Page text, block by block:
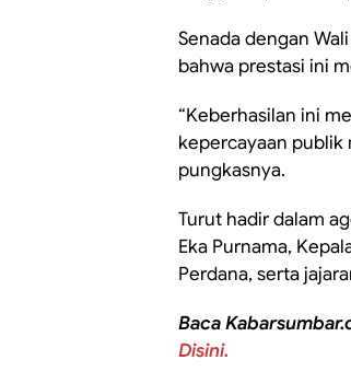
Senada dengan
bahwa prestasi ini
“Keberhasilan ini
kepercayaan publik
pungkasnya.
Turut hadir dalam
Eka Purnama,
Perdana, serta
Baca
Disini.